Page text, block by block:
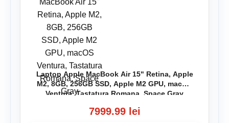
Laptop Apple MacBook Air 15" Retina, Apple
M2, 8GB, 256GB SSD, Apple M2 GPU, macOS
Ventura, Tastatura Romana, Space Gray
7999.99 lei